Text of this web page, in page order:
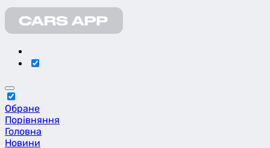
Обране
Порівняння
Головна
Новини